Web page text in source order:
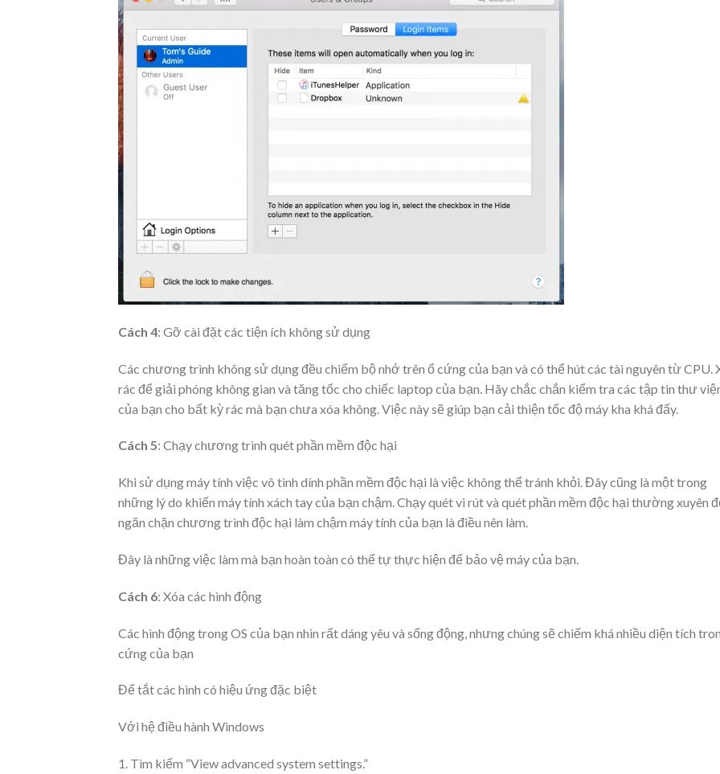
Cách 4: Gỡ cài đặt các tiện ích không sử dụng
Các chương trình không sử dụng đều chiếm bộ nhớ trên ổ cứng của bạn và có thể hút các tài nguyên từ CPU.
rác để giải phóng không gian và tăng tốc cho chiếc laptop của bạn. Hãy chắc chắn kiểm tra các tập tin thư
của bạn cho bất kỳ rác mà bạn chưa xóa không. Việc này sẽ giúp bạn cải thiện tốc độ máy kha khá đấy.
Cách 5: Chạy chương trình quét phần mềm độc hại
Khi sử dụng máy tính việc vô tình dính phần mềm độc hại là việc không thể tránh khỏi. Đây cũng là một trong
những lý do khiến máy tính xách tay của bạn chậm. Chạy quét vi rút và quét phần mềm độc hại thường xuyên
ngăn chặn chương trình độc hại làm chậm máy tính của bạn là điều nên làm.
Đây là những việc làm mà bạn hoàn toàn có thể tự thực hiện để bảo vệ máy của bạn.
Cách 6: Xóa các hình động
Các hình động trong OS của bạn nhìn rất dáng yêu và sống động, nhưng chúng sẽ chiếm khá nhiều diện tích
cứng của bạn
Để tắt các hình có hiệu ứng đặc biệt
Với hệ điều hành Windows
1. Tìm kiếm “View advanced system settings.”